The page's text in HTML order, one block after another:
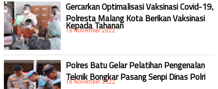
Gercarkan Optimalisasi Vaksinasi Covid-19,
Polresta Malang Kota Berikan Vaksinasi
Kepada Tahanan
18 November 2022
Polres Batu Gelar Pelatihan Pengenalan
Teknik Bongkar Pasang Senpi Dinas Polri
18 November 2022